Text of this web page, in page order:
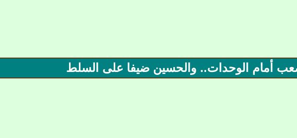
صعب أمام الوحدات.. والحسين ضيفا على السلط